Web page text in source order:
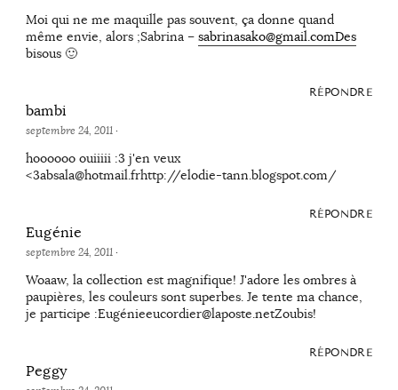
Moi qui ne me maquille pas souvent, ça donne quand
même envie, alors ;Sabrina – sabrinasako@gmail.comDes
bisous 🙂
RÉPONDRE
bambi
septembre 24, 2011·
hoooooo ouiiiii :3 j'en veux
<3absala@hotmail.frhttp://elodie-tann.blogspot.com/
RÉPONDRE
Eugénie
septembre 24, 2011·
Woaaw, la collection est magnifique! J'adore les ombres à
paupières, les couleurs sont superbes. Je tente ma chance,
je participe :Eugénieeucordier@laposte.netZoubis!
RÉPONDRE
Peggy